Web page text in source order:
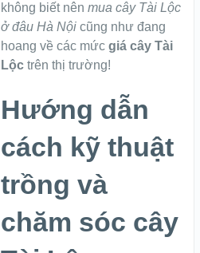
không biết nênmua cây Tài Lộc
ở đâu Hà Nội cũng như đang
hoang về các mứcgiá cây Tài
Lộctrên thị trường!
Hướng dẫn
cách kỹ thuật
trồng và
chăm sóc cây